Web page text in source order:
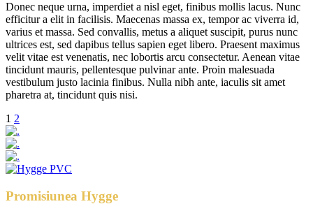
Donec neque urna, imperdiet a nisl eget, finibus mollis lacus. Nunc
efficitur a elit in facilisis. Maecenas massa ex, tempor ac viverra id,
varius et massa. Sed convallis, metus a aliquet suscipit, purus nunc
ultrices est, sed dapibus tellus sapien eget libero. Praesent maximus
velit vitae est venenatis, nec lobortis arcu consectetur. Aenean vitae
tincidunt mauris, pellentesque pulvinar ante. Proin malesuada
vestibulum justo lacinia finibus. Nulla nibh ante, iaculis sit amet
pharetra at, tincidunt quis nisi.
Posts
navigation
1 2
Promisiunea Hygge